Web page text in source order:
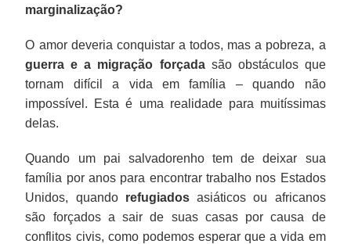
marginalização?
O amor deveria conquistar a todos, mas a pobreza, a
guerra e a migração forçadasão obstáculos que
tornam difícil a vida em família – quando não
impossível. Esta é uma realidade para muitíssimas
delas.
Quando um pai salvadorenho tem de deixar sua
família por anos para encontrar trabalho nos Estados
Unidos, quando refugiadosasiáticos ou africanos
são forçados a sair de suas casas por causa de
conflitos civis, como podemos esperar que a vida em